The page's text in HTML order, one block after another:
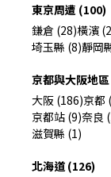
東京周遭 (100)
鎌倉 (28)橫濱
埼玉縣 (8)靜岡
京都與大阪地
大阪 (186)京都
京都站 (9)奈良
滋賀縣 (1)
北海道 (126)